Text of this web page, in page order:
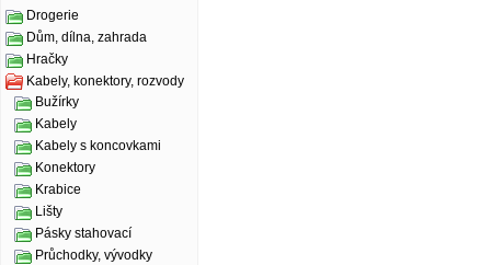
Drogerie
Dům, dílna, zahrada
Hračky
Kabely, konektory, rozvody
Bužírky
Kabely
Kabely s koncovkami
Konektory
Krabice
Lišty
Pásky stahovací
Průchodky, vývodky